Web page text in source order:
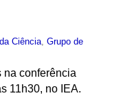
Ciência ,Grupo de
na conferência
11h30, no IEA.